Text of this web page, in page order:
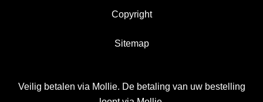
Copyright
Sitemap
Veilig betalen via Mollie. De betaling van uw bestelling